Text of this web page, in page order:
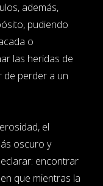
además,
pudiendo
o
las heridas de
de perder a un
el
oscuro y
encontrar
que mientras la